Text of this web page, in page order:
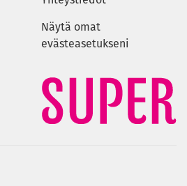
Näytä omat
evästeasetukseni